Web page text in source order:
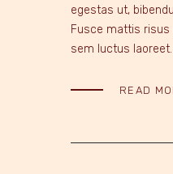
egestas ut,
Fusce mattis risus
sem luctus laoreet.
READ